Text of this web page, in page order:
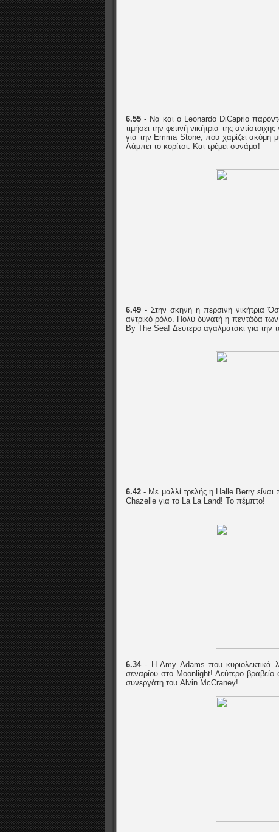
6.55 - Να και ο Leonardo DiCaprio
τιμήσει την φετινή νικήτρια της
για την Emma Stone, που χαρίζει ακόμη
Λάμπει το κορίτσι. Και τρέμει συνάμα!
6.49 - Στην σκηνή η περσινή νικήτρια
αντρικό ρόλο. Πολύ δυνατή η πεντάδα
By The Sea! Δεύτερο αγαλματάκι για την
6.42 - Με μαλλί τρελής η Halle Berry
Chazelle για το La La Land! Το πέμπτο!
6.34- H Amy Adams που κυριολεκτικά
σεναρίου στο Moonlight! Δεύτερο βραβείο
συνεργάτη του Alvin McCraney!